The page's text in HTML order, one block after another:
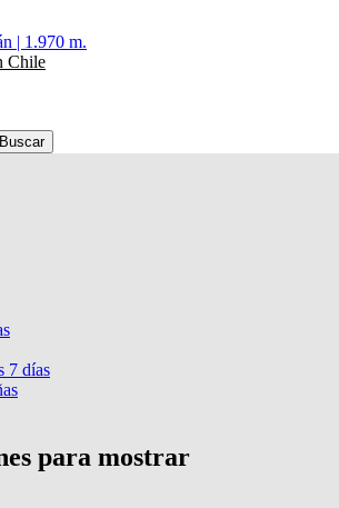
| 1.970 m.
Chile
7 días
para mostrar